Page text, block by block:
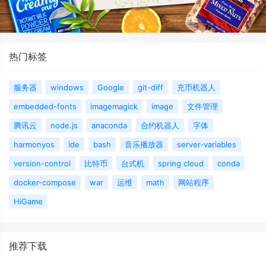
热门标签
服务器 windows Google git-diff
充币机器人
embedded-fonts
imagemagick image
文件管理
腾讯云
node.js anaconda 合约机器人
字体
harmonyos
ide bash 音乐播放器
server-variables
version-control
比特币 台式机 spring cloud
conda
docker-compose
war 运维 math
网站程序
HiGame
推荐下载